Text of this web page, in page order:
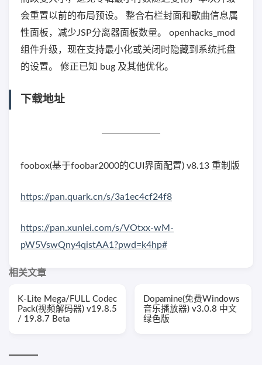
会重置以前的布局预设。 整合右栏封面和歌曲信息属
性面板，减少JSP分离器面板数量。 openhacks_mod
组件升级，现在支持最小化或关闭时隐藏到系统托盘
的设置。 修正已知 bug 及其他优化。
下载地址
foobox(基于foobar2000的CUI界面配置) v8.13 重制版
https://pan.quark.cn/s/3a1ec4cf24f8
https://pan.xunlei.com/s/VOtxx-wM-
pW5VswQny4qistAA1?pwd=k4hp#
相关文章
K-Lite Mega/FULL Codec
Pack(视频解码器) v19.8.5
/ 19.8.7 Beta
Dopamine(免费Windows
音乐播放器) v3.0.8 中文
绿色版